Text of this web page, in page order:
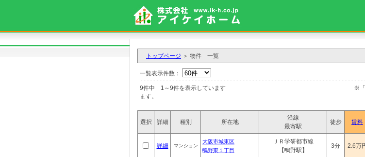
トップページ ＞ 物件 一覧
一覧表示件数：
9件中 1～9件を表示しています ※「賃料」、「間取り
ます。
選択 詳細 種別 所在地
沿線
最寄駅
徒歩 賃料
詳細 マンション
大阪市城東区
鴫野東１丁目
ＪＲ学研都市線
【鴫野駅】
3分 2.6万